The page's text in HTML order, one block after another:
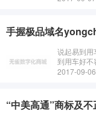
说起易到用
到用车好不
雨飘摇的日
2017-09-
“中美高通”商标及